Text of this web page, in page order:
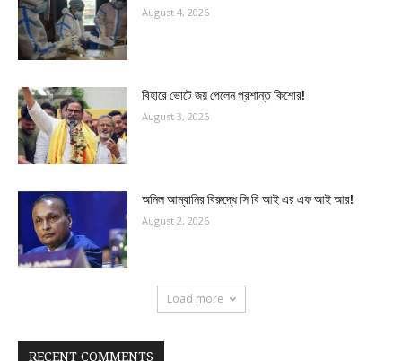
August 4, 2026
বিহারে ভোটে জয় পেলেন প্রশান্ত কিশোর!
August 3, 2026
অনিল আম্বানির বিরুদ্ধে সি বি আই এর এফ আই আর!
August 2, 2026
Load more
RECENT COMMENTS